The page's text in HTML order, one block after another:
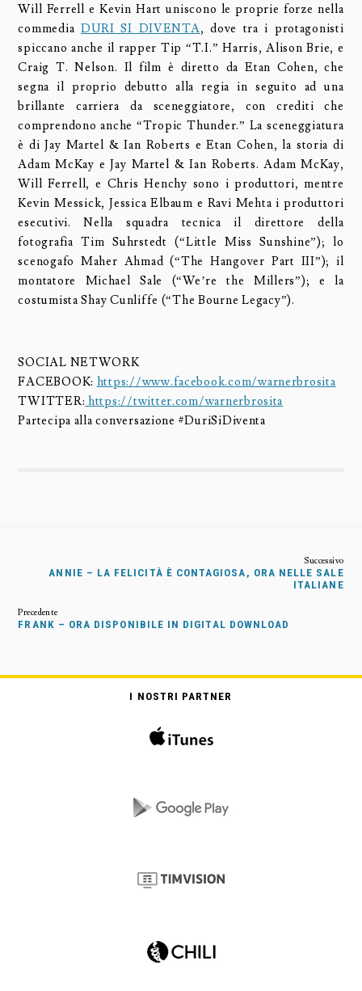
Will Ferrell e Kevin Hart uniscono le proprie forze nella
commedia DURI SI DIVENTA, dove tra i protagonisti
spiccano anche il rapper Tip “T.I.” Harris, Alison Brie, e
Craig T. Nelson. Il film è diretto da Etan Cohen, che
segna il proprio debutto alla regia in seguito ad una
brillante carriera da sceneggiatore, con crediti che
comprendono anche “Tropic Thunder.” La sceneggiatura
è di Jay Martel & Ian Roberts e Etan Cohen, la storia di
Adam McKay e Jay Martel & Ian Roberts. Adam McKay,
Will Ferrell, e Chris Henchy sono i produttori, mentre
Kevin Messick, Jessica Elbaum e Ravi Mehta i produttori
esecutivi. Nella squadra tecnica il direttore della
fotografia Tim Suhrstedt (“Little Miss Sunshine”); lo
scenogafo Maher Ahmad (“The Hangover Part III”); il
montatore Michael Sale (“We’re the Millers”); e la
costumista Shay Cunliffe (“The Bourne Legacy”).
SOCIAL NETWORK
FACEBOOK: https://www.facebook.com/warnerbrosita
TWITTER: https://twitter.com/warnerbrosita
Partecipa alla conversazione #DuriSiDiventa
ANNIE – LA FELICITÀ È CONTAGIOSA, ORA NELLE SALE
ITALIANE
FRANK – ORA DISPONIBILE IN DIGITAL DOWNLOAD
I NOSTRI PARTNER